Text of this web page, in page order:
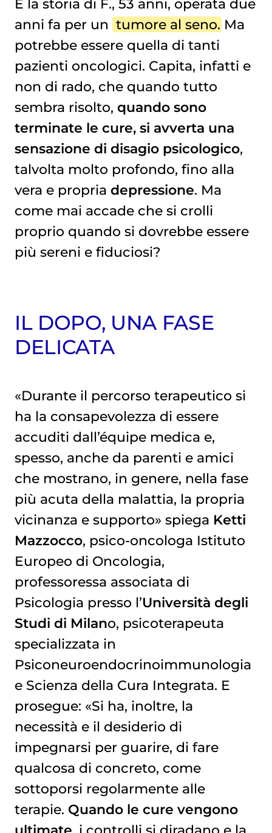
È la storia di F., 53 anni, operata due
anni fa per un tumore al seno. Ma
potrebbe essere quella di tanti
pazienti oncologici. Capita, infatti e
non di rado, che quando tutto
sembra risolto, quando sono
terminate le cure, si avverta una
sensazione di disagio psicologico,
talvolta molto profondo, fino alla
vera e propria depressione. Ma
come mai accade che si crolli
proprio quando si dovrebbe essere
più sereni e fiduciosi?
IL DOPO, UNA FASE
DELICATA
«Durante il percorso terapeutico si
ha la consapevolezza di essere
accuditi dall’équipe medica e,
spesso, anche da parenti e amici
che mostrano, in genere, nella fase
più acuta della malattia, la propria
vicinanza e supporto» spiega Ketti
Mazzocco, psico-oncologa Istituto
Europeo di Oncologia,
professoressa associata di
Psicologia presso l’Università degli
Studi di Milano, psicoterapeuta
specializzata in
Psiconeuroendocrinoimmunologia
e Scienza della Cura Integrata. E
prosegue: «Si ha, inoltre, la
necessità e il desiderio di
impegnarsi per guarire, di fare
qualcosa di concreto, come
sottoporsi regolarmente alle
terapie. Quando le cure vengono